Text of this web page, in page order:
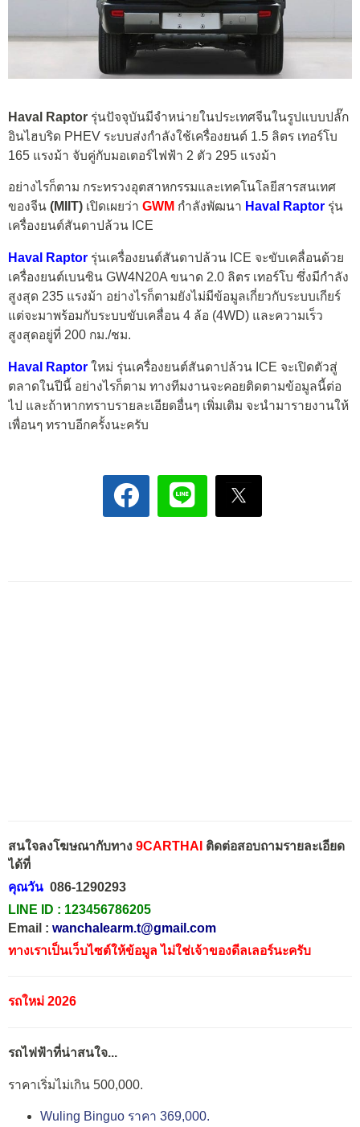
Haval Raptor รุ่นปัจจุบันมีจำหน่ายในประเทศจีนในรูปแบบปลั๊ก
อินไฮบริด PHEV ระบบส่งกำลังใช้เครื่องยนต์ 1.5 ลิตร เทอร์โบ
165 แรงม้า จับคู่กับมอเตอร์ไฟฟ้า 2 ตัว 295 แรงม้า
อย่างไรก็ตาม กระทรวงอุตสาหกรรมและเทคโนโลยีสารสนเทศ
ของจีน (MIIT) เปิดเผยว่า GWM กำลังพัฒนา Haval Raptor รุ่น
เครื่องยนต์สันดาปล้วน ICE
Haval Raptor รุ่นเครื่องยนต์สันดาปล้วน ICE จะขับเคลื่อนด้วย
เครื่องยนต์เบนซิน GW4N20A ขนาด 2.0 ลิตร เทอร์โบ ซึ่งมีกำลัง
สูงสุด 235 แรงม้า อย่างไรก็ตามยังไม่มีข้อมูลเกี่ยวกับระบบเกียร์
แต่จะมาพร้อมกับระบบขับเคลื่อน 4 ล้อ (4WD) และความเร็ว
สูงสุดอยู่ที่ 200 กม./ชม.
Haval Raptor ใหม่ รุ่นเครื่องยนต์สันดาปล้วน ICE จะเปิดตัวสู่
ตลาดในปีนี้ อย่างไรก็ตาม ทางทีมงานจะคอยติดตามข้อมูลนี้ต่อ
ไป และถ้าหากทราบรายละเอียดอื่นๆ เพิ่มเติม จะนำมารายงานให้
เพื่อนๆ ทราบอีกครั้งนะครับ
สนใจลงโฆษณากับทาง 9CARTHAI ติดต่อสอบถามรายละเอียด
ได้ที่
คุณวัน 086-1290293
LINE ID : 123456786205
Email : wanchalearm.t@gmail.com
ทางเราเป็นเว็บไซต์ให้ข้อมูล ไม่ใช่เจ้าของดีลเลอร์นะครับ
รถใหม่ 2026
รถไฟฟ้าที่น่าสนใจ...
ราคาเริ่มไม่เกิน 500,000.
Wuling Binguo ราคา 369,000.